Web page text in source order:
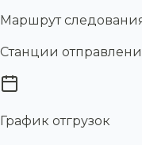
Маршрут
Станции
График отгрузок